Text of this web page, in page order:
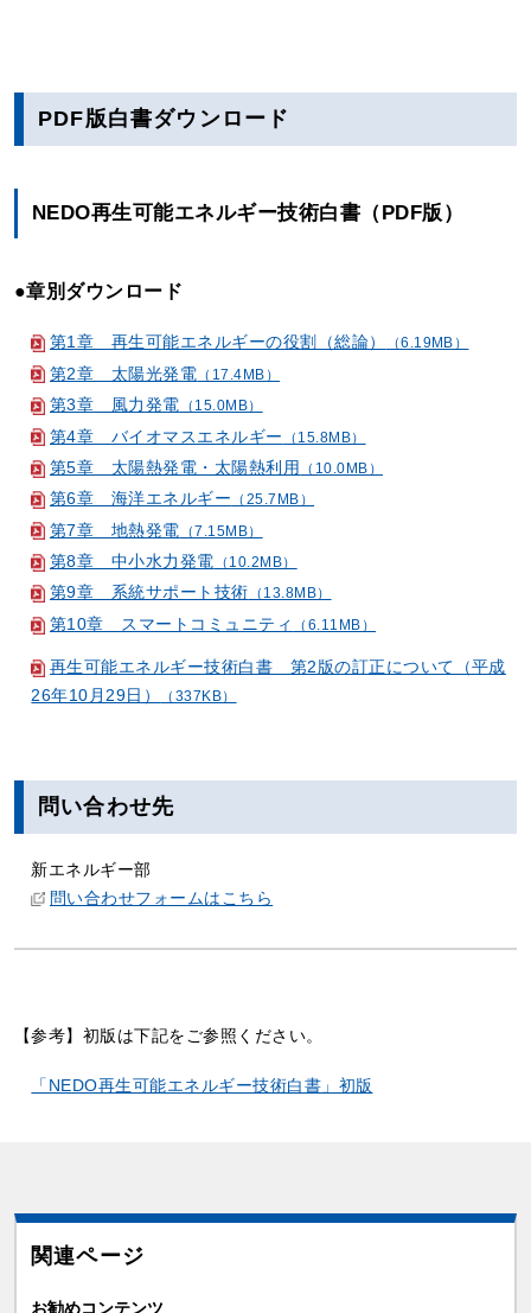
PDF版白書ダウンロード
NEDO再生可能エネルギー技術白書（PDF版）
●章別ダウンロード
第1章 再生可能エネルギーの役割（総論） （6.19MB）
第2章 太陽光発電 （17.4MB）
第3章 風力発電 （15.0MB）
第4章 バイオマスエネルギー （15.8MB）
第5章 太陽熱発電・太陽熱利用 （10.0MB）
第6章 海洋エネルギー （25.7MB）
第7章 地熱発電 （7.15MB）
第8章 中小水力発電 （10.2MB）
第9章 系統サポート技術 （13.8MB）
第10章 スマートコミュニティ （6.11MB）
再生可能エネルギー技術白書 第2版の訂正について（平成
26年10月29日）
（337KB）
問い合わせ先
新エネルギー部
問い合わせフォームはこちら
【参考】初版は下記をご参照ください。
「NEDO再生可能エネルギー技術白書」初版
関連ページ
お勧めコンテンツ